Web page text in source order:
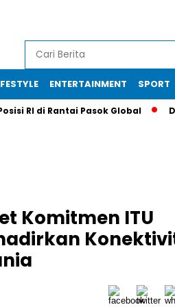
ENTERTAINMENT SPORT
RI di Rantai Pasok Global
Komitmen ITU